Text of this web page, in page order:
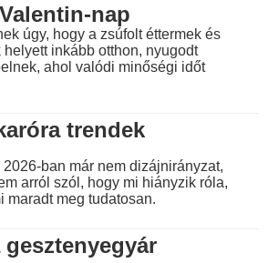
nap
úgy, hogy a zsúfolt éttermek és
inkább otthon, nyugodt
ahol valódi minőségi időt
trendek
ban már nem dizájnirányzat,
arról szól, hogy mi hiányzik róla,
maradt meg tudatosan.